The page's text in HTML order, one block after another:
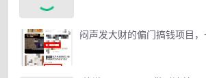
闷声发大财的偏门搞钱项目